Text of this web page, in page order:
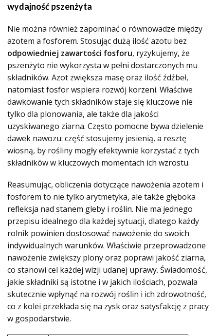
wydajność pszenżyta
Nie można również zapominać o równowadze między
azotem a fosforem. Stosując dużą ilość azotu bez
odpowiedniej zawartości fosforu, ryzykujemy, że
pszenżyto nie wykorzysta w pełni dostarczonych mu
składników. Azot zwiększa masę oraz ilość źdźbeł,
natomiast fosfor wspiera rozwój korzeni. Właściwe
dawkowanie tych składników staje się kluczowe nie
tylko dla plonowania, ale także dla jakości
uzyskiwanego ziarna. Często pomocne bywa dzielenie
dawek nawozu: część stosujemy jesienią, a resztę
wiosną, by rośliny mogły efektywnie korzystać z tych
składników w kluczowych momentach ich wzrostu.
Reasumując, obliczenia dotyczące nawożenia azotem i
fosforem to nie tylko arytmetyka, ale także głęboka
refleksja nad stanem gleby i roślin. Nie ma jednego
przepisu idealnego dla każdej sytuacji, dlatego każdy
rolnik powinien dostosować nawożenie do swoich
indywidualnych warunków. Właściwie przeprowadzone
nawożenie zwiększy plony oraz poprawi jakość ziarna,
co stanowi cel każdej wizji udanej uprawy. Świadomość,
jakie składniki są istotne i w jakich ilościach, pozwala
skutecznie wpłynąć na rozwój roślin i ich zdrowotność,
co z kolei przekłada się na zysk oraz satysfakcję z pracy
w gospodarstwie.